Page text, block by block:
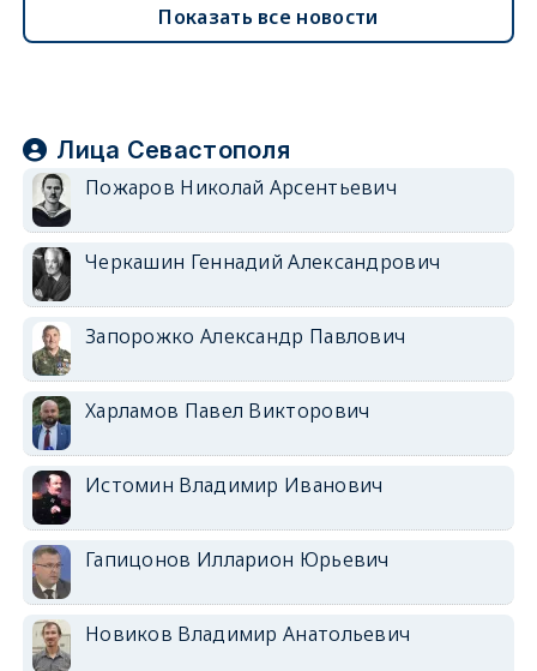
Показать все новости
Лица Севастополя
Пожаров Николай Арсентьевич
Черкашин Геннадий Александрович
Запорожко Александр Павлович
Харламов Павел Викторович
Истомин Владимир Иванович
Гапицонов Илларион Юрьевич
Новиков Владимир Анатольевич